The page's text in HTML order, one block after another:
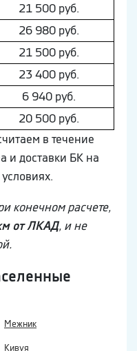
21 500 руб.
26 980 руб.
21 500 руб.
23 400 руб.
6 940 руб.
20 500 руб.
в течение
и доставки БК на
конечном расчете,
от ЛКАД, и не
Межник
Кивуя